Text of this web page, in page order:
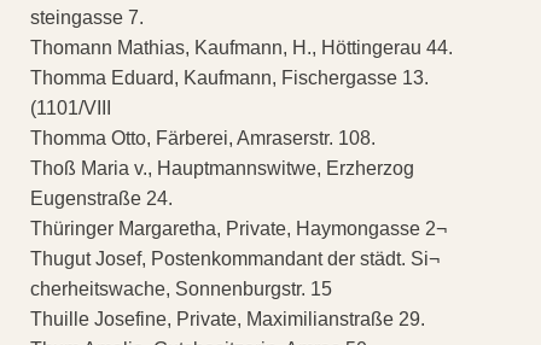
steingasse 7.
Thomann Mathias, Kaufmann, H., Höttingerau 44.
Thomma Eduard, Kaufmann, Fischergasse 13.
(1101/VIII
Thomma Otto, Färberei, Amraserstr. 108.
Thoß Maria v., Hauptmannswitwe, Erzherzog
Eugenstraße 24.
Thüringer Margaretha, Private, Haymongasse 2¬
Thugut Josef, Postenkommandant der städt. Si¬
cherheitswache, Sonnenburgstr. 15
Thuille Josefine, Private, Maximilianstraße 29.